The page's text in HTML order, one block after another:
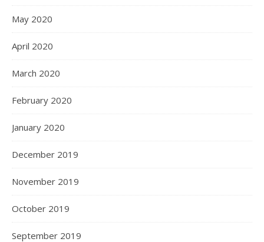
May 2020
April 2020
March 2020
February 2020
January 2020
December 2019
November 2019
October 2019
September 2019